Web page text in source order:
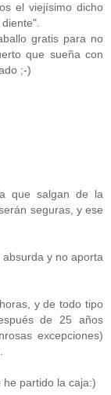
el viejísimo dicho
gratis para no
que sueña con
;-)
que salgan de la
seguras, y ese
y no aporta
y de todo tipo
de 25 años
excepciones)
partido la caja:)